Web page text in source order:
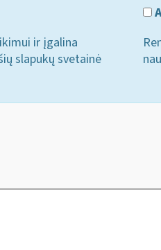
ir įgalina
slapukų svetainė